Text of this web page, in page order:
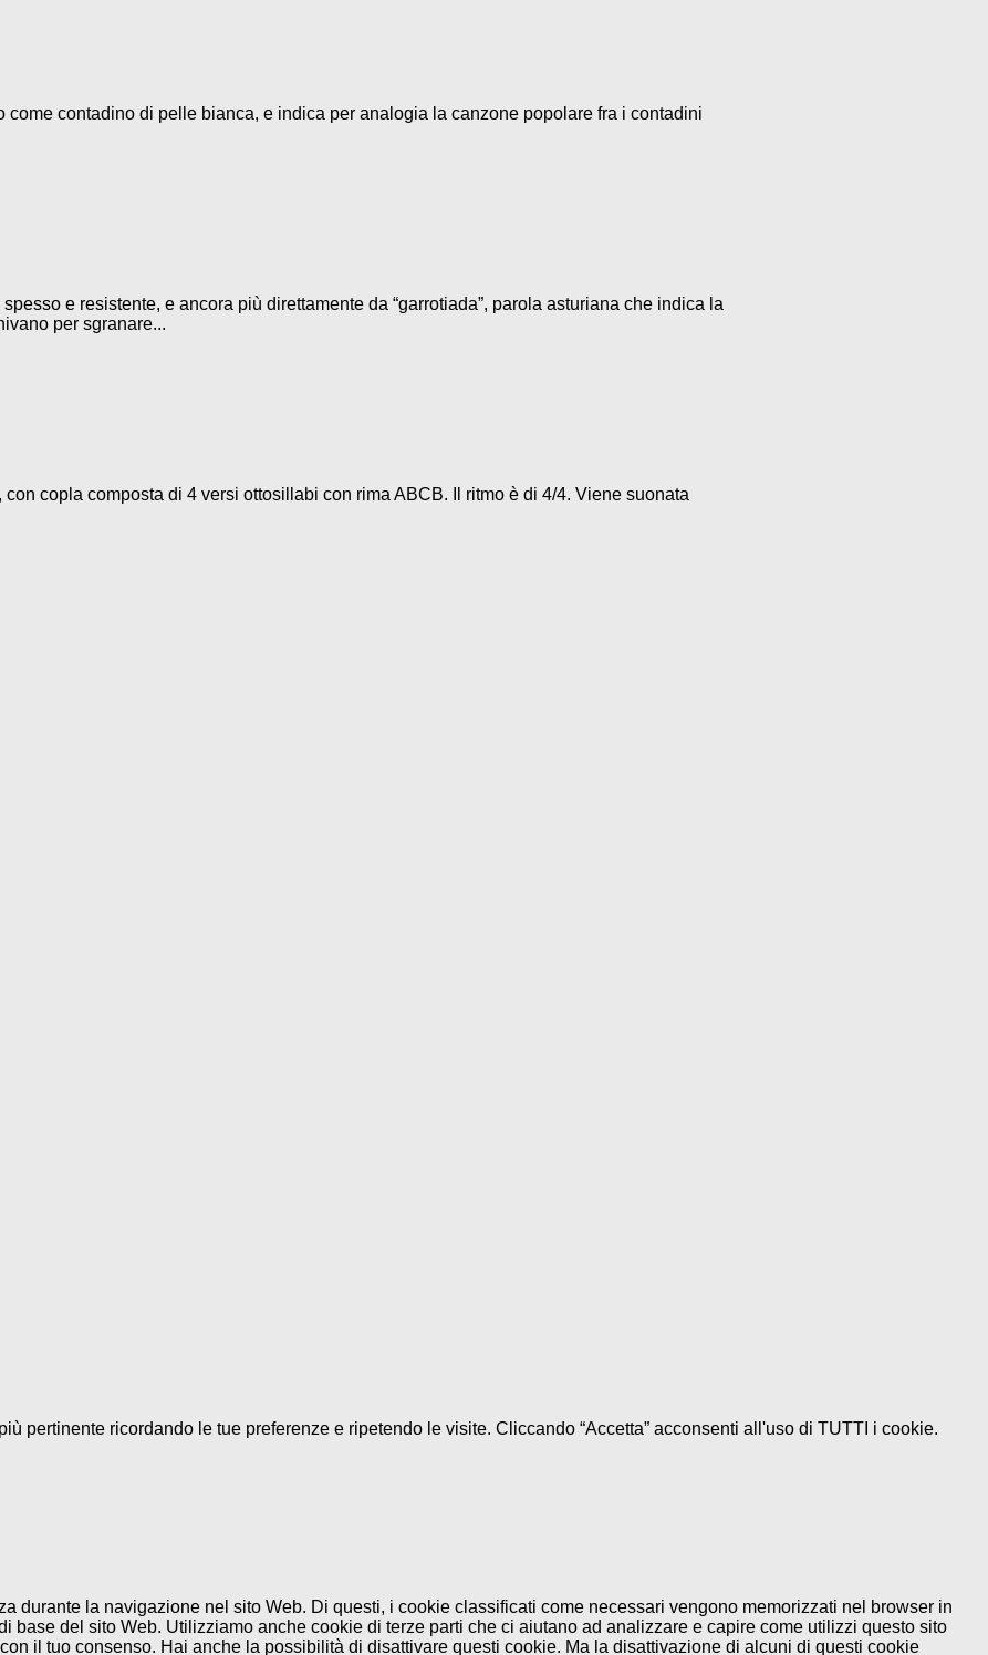
contadino di pelle bianca, e indica per analogia la canzone popolare fra i contadini
e resistente, e ancora più direttamente da “garrotiada”, parola asturiana che indica la
per sgranare...
copla composta di 4 versi ottosillabi con rima ABCB. Il ritmo è di 4/4. Viene suonata
pertinente ricordando le tue preferenze e ripetendo le visite. Cliccando “Accetta” acconsenti all'uso di TUTTI i cookie.
durante la navigazione nel sito Web. Di questi, i cookie classificati come necessari vengono memorizzati nel browser in
del sito Web. Utilizziamo anche cookie di terze parti che ci aiutano ad analizzare e capire come utilizzi questo sito
il tuo consenso. Hai anche la possibilità di disattivare questi cookie. Ma la disattivazione di alcuni di questi cookie